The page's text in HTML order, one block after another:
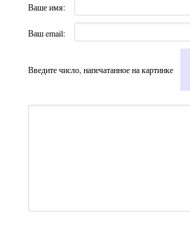
Ваше имя:
Ваш email:
Введите число, напечатанное на картинке